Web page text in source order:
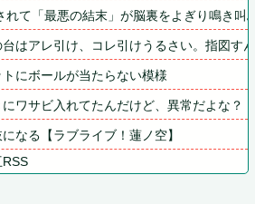
れて「最悪の結末」が脳裏をよぎり鳴き
はアレ引け、コレ引けうるさい。指図す
にボールが当たらない模様
ワサビ入れてたんだけど、異常だよな？
なる【ラブライブ！蓮ノ空】